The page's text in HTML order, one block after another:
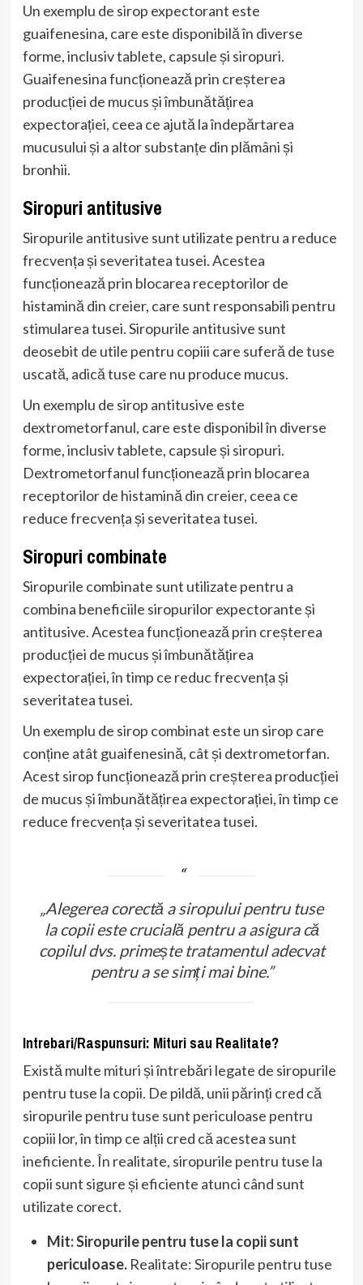
Un exemplu de sirop expectorant este
guaifenesina, care este disponibilă în diverse
forme, inclusiv tablete, capsule și siropuri.
Guaifenesina funcționează prin creșterea
producției de mucus și îmbunătățirea
expectorației, ceea ce ajută la îndepărtarea
mucusului și a altor substanțe din plămâni și
bronhii.
Siropuri antitusive
Siropurile antitusive sunt utilizate pentru a reduce
frecvența și severitatea tusei. Acestea
funcționează prin blocarea receptorilor de
histamină din creier, care sunt responsabili pentru
stimularea tusei. Siropurile antitusive sunt
deosebit de utile pentru copiii care suferă de tuse
uscată, adică tuse care nu produce mucus.
Un exemplu de sirop antitusive este
dextrometorfanul, care este disponibil în diverse
forme, inclusiv tablete, capsule și siropuri.
Dextrometorfanul funcționează prin blocarea
receptorilor de histamină din creier, ceea ce
reduce frecvența și severitatea tusei.
Siropuri combinate
Siropurile combinate sunt utilizate pentru a
combina beneficiile siropurilor expectorante și
antitusive. Acestea funcționează prin creșterea
producției de mucus și îmbunătățirea
expectorației, în timp ce reduc frecvența și
severitatea tusei.
Un exemplu de sirop combinat este un sirop care
conține atât guaifenesină, cât și dextrometorfan.
Acest sirop funcționează prin creșterea producției
de mucus și îmbunătățirea expectorației, în timp ce
reduce frecvența și severitatea tusei.
„Alegerea corectă a siropului pentru tuse
la copii este crucială pentru a asigura că
copilul dvs. primește tratamentul adecvat
pentru a se simți mai bine.”
Intrebari/Raspunsuri: Mituri sau Realitate?
Există multe mituri și întrebări legate de siropurile
pentru tuse la copii. De pildă, unii părinți cred că
siropurile pentru tuse sunt periculoase pentru
copiii lor, în timp ce alții cred că acestea sunt
ineficiente. În realitate, siropurile pentru tuse la
copii sunt sigure și eficiente atunci când sunt
utilizate corect.
Mit: Siropurile pentru tuse la copii sunt
periculoase.Realitate: Siropurile pentru tuse